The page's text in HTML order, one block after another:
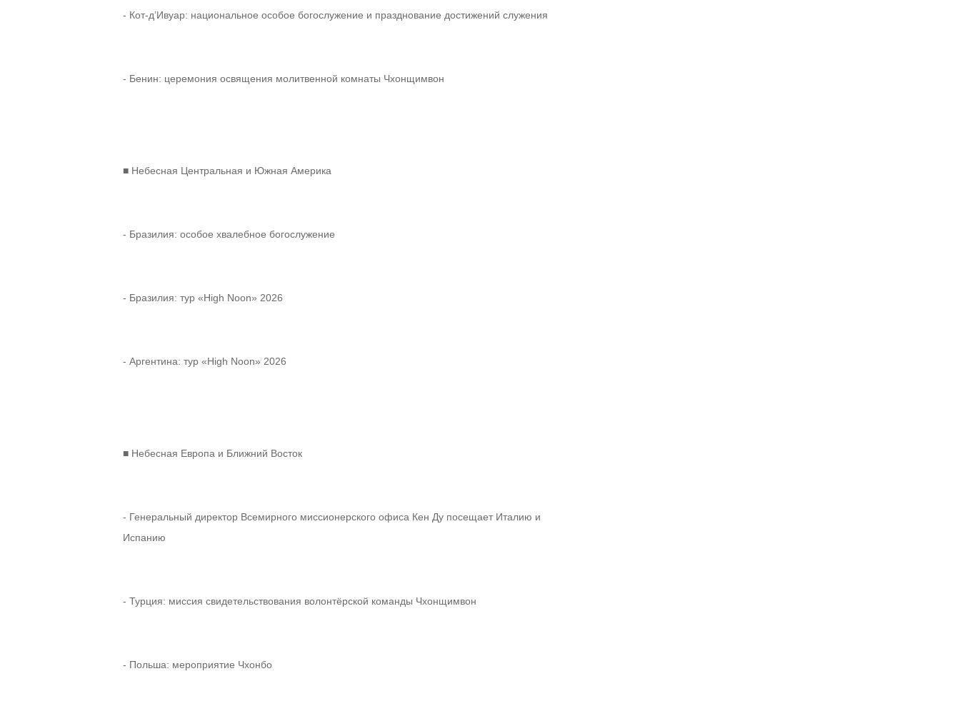
- Кот-д’Ивуар: национальное особое богослужение и празднование достижений служения
- Бенин: церемония освящения молитвенной комнаты Чхонщимвон
■ Небесная Центральная и Южная Америка
- Бразилия: особое хвалебное богослужение
- Бразилия: тур «High Noon» 2026
- Аргентина: тур «High Noon» 2026
■ Небесная Европа и Ближний Восток
- Генеральный директор Всемирного миссионерского офиса Кен Ду посещает Италию и
Испанию
- Турция: миссия свидетельствования волонтёрской команды Чхонщимвон
- Польша: мероприятие Чхонбо